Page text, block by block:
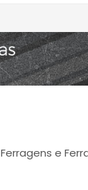
Ferragens e